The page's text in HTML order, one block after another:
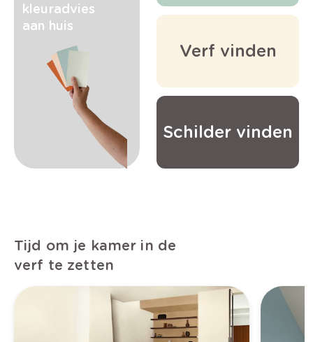
kleuradvies
aan huis
Verf vinden
Schilder vinden
Tijd om je kamer in de
verf te zetten